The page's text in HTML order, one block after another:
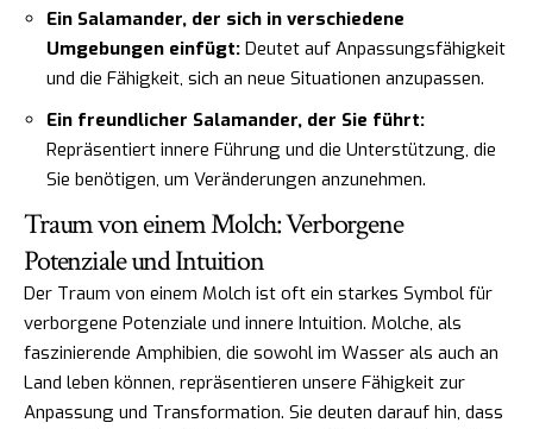
Ein Salamander, der sich in verschiedene
Umgebungen einfügt: Deutet auf Anpassungsfähigkeit
und die Fähigkeit, sich an neue Situationen anzupassen.
Ein freundlicher Salamander, der Sie führt:
Repräsentiert innere Führung und die Unterstützung, die
Sie benötigen, um Veränderungen anzunehmen.
Traum von einem Molch: Verborgene
Potenziale und Intuition
Der Traum von einem Molch ist oft ein starkes Symbol für
verborgene Potenziale und innere Intuition. Molche, als
faszinierende Amphibien, die sowohl im Wasser als auch an
Land leben können, repräsentieren unsere Fähigkeit zur
Anpassung und Transformation. Sie deuten darauf hin, dass